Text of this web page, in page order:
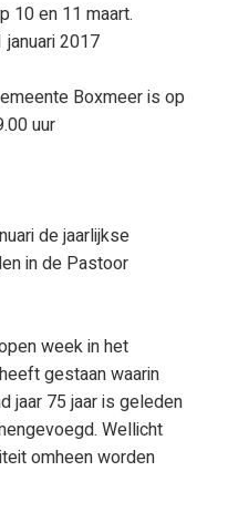
10 en 11 maart.
2017
Boxmeer is op
uur
de jaarlijkse
in de Pastoor
week in het
gestaan waarin
jaar 75 jaar is geleden
Wellicht
omheen worden